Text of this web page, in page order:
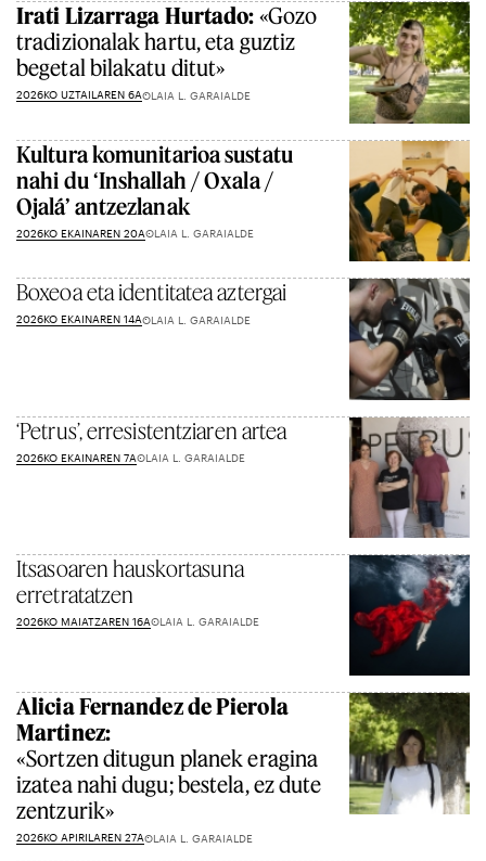
Irati Lizarraga Hurtado: «Gozo
tradizionalak hartu, eta guztiz
begetal bilakatu ditut»
2026KO UZTAILAREN 6AOLAIA L. GARAIALDE
Kultura komunitarioa sustatu
nahi du ‘Inshallah / Oxala /
Ojalá’ antzezlanak
2026KO EKAINAREN 20AOLAIA L. GARAIALDE
Boxeoa eta identitatea aztergai
2026KO EKAINAREN 14AOLAIA L. GARAIALDE
‘Petrus’, erresistentziaren artea
2026KO EKAINAREN 7AOLAIA L. GARAIALDE
Itsasoaren hauskortasuna
erretratatzen
2026KO MAIATZAREN 16AOLAIA L. GARAIALDE
Alicia Fernandez de Pierola
Martinez:
«Sortzen ditugun planek eragina
izatea nahi dugu; bestela, ez dute
zentzurik»
2026KO APIRILAREN 27AOLAIA L. GARAIALDE